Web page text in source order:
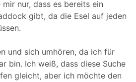
nur, dass es bereits ein
gibt, da die Esel auf jeden
und sich umhören, da ich für
bin. Ich weiß, dass diese Suche
gleicht, aber ich möchte den